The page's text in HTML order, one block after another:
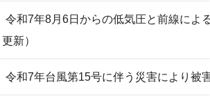
令和7年8月6日からの低気圧と前線によ
更新）
令和7年台風第15号に伴う災害により被